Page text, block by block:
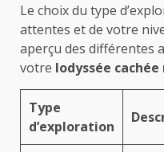
Le choix du type
attentes et de votre
aperçu des différentes
votre lodyssée
Type
d’exploration